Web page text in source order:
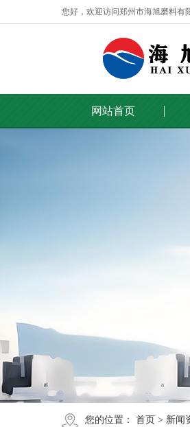
您好，欢迎访问郑州市海旭磨料有
网站首页
您的位置： 首页 > 新闻